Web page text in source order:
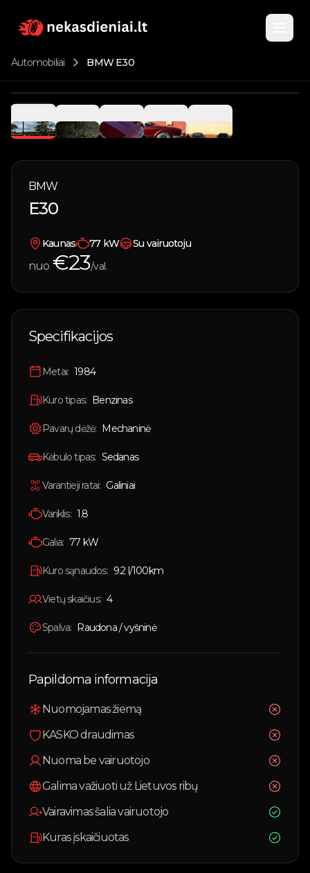
Katalogas
Parduodami automobiliai
Vandens transportas
Apie
Kontaktai
🇱🇹 Lietuvių
🇬🇧 English
Prisijungti
Automobiliai BMW E30
BMW
E30
Kaunas 77kW Su vairuotoju
nuo €23/val.
Specifikacijos
Metai: 1984
Kuro tipas: Benzinas
Pavarų dėžė: Mechaninė
Kėbulo tipas: Sedanas
Varantieji ratai: Galiniai
Variklis: 1.8
Galia: 77 kW
Kuro sąnaudos: 9.2l/100km
Vietų skaičius: 4
Spalva: Raudona / vyšninė
Papildoma informacija
Nuomojamas žiemą
KASKO draudimas
Nuoma be vairuotojo
Galima važiuoti už Lietuvos ribų
Vairavimas šalia vairuotojo
Kuras įskaičiuotas